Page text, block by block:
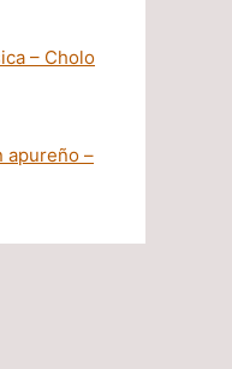
– Cholo
apureño –